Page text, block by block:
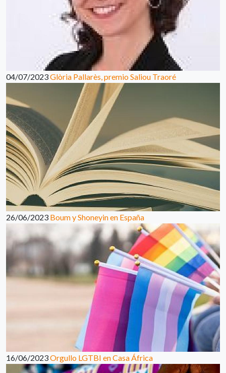
04/07/2023Glòria Pallarès, premio Saliou Traoré
26/06/2023 Boum y Shoneyin en España
16/06/2023Orgullo LGTBI en Casa África